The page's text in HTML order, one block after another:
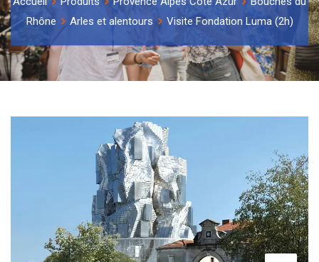
Rhône
Arles et alentours Visite Fondation Luma (2h)